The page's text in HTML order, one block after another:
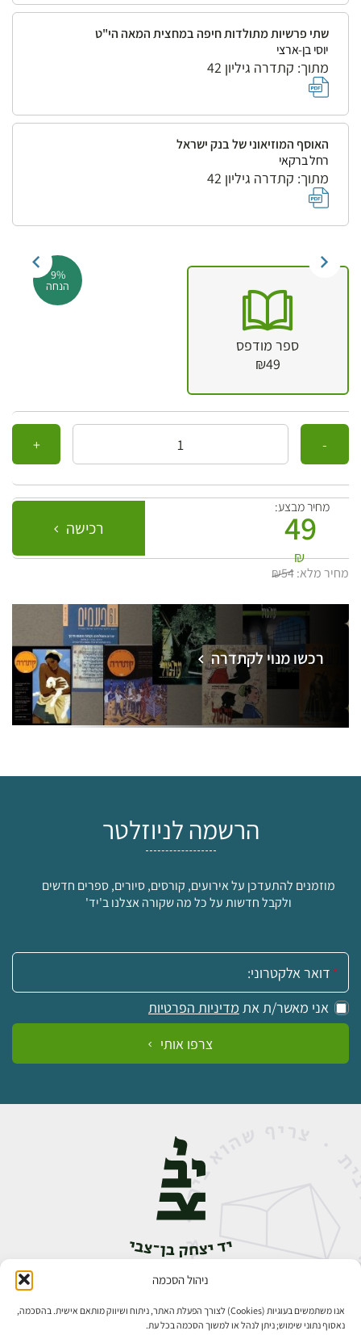
ניהול הסכמה
אנו משתמשים בעוגיות (Cookies) לצורך הפעלת האתר, ניתוח ושיווק מותאם אישית. בהסכמה,
נאסוף נתוני שימוש; ניתן לנהל או למשוך הסכמה בכל עת.
שתי פרשיות מתולדות חיפה במחצית המאה הי"ט
יוסי בן-ארצי
מתוך: קתדרה גיליון 42
האוסף המוזיאוני של בנק ישראל
רחל ברקאי
מתוך: קתדרה גיליון 42
9%
הנחה
ספר מודפס
₪49
כמות
מחיר מבצע:
49
₪
רכישה
מחיר מלא:₪54
רכשו מנוי לקתדרה
הרשמה לניוזלטר
מוזמנים להתעדכן על אירועים, קורסים, סיורים, ספרים חדשים
ולקבל חדשות על כל מה שקורה אצלנו ב'יד'
אימייל:
אני מאשר/ת את מדיניות הפרטיות
צרפו אותי
אבן גבירול 14, רחביה, ירושלים